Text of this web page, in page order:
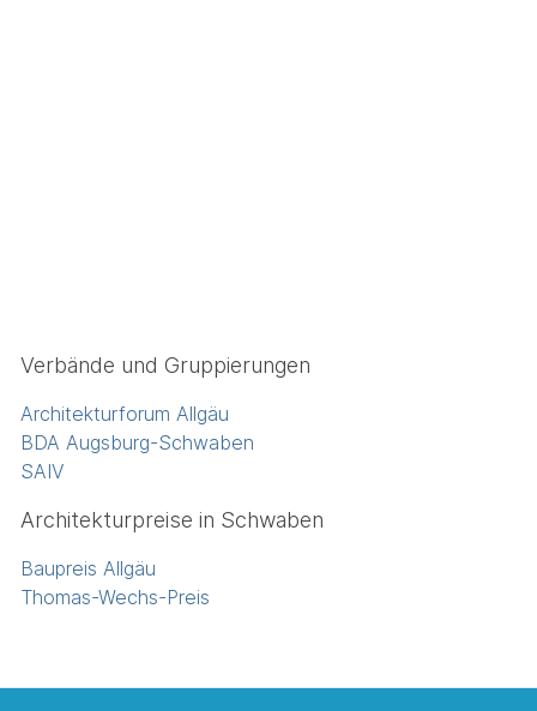
Verbände und Gruppierungen
Architekturforum Allgäu
BDA Augsburg-Schwaben
SAIV
Architekturpreise in Schwaben
Baupreis Allgäu
Thomas-Wechs-Preis